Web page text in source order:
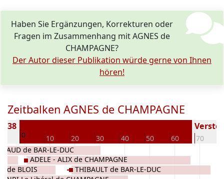
Haben Sie Ergänzungen, Korrekturen oder
Fragen im Zusammenhang mit AGNES de
CHAMPAGNE?
Der Autor dieser Publikation würde gerne von Ihnen
hören!
Zeitbalken AGNES de CHAMPAGNE
0 10 20 30 40 50 60 70
de BLOIS
de BAR-LE-DUC
ADELE - ALIX de CHAMPAGNE
THIBAULT de BAR-LE-DUC